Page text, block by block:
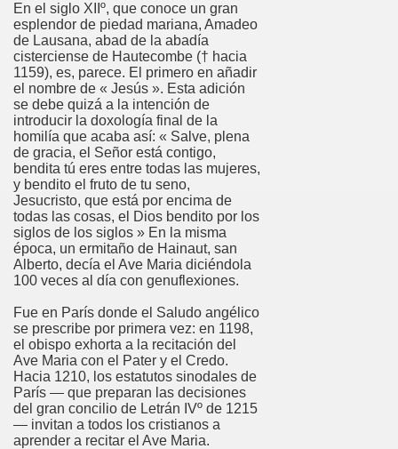
En el siglo XIIº, que conoce un gran
esplendor de piedad mariana, Amadeo
de Lausana, abad de la abadía
cisterciense de Hautecombe († hacia
1159), es, parece. El primero en añadir
el nombre de « Jesús ». Esta adición
se debe quizá a la intención de
introducir la doxología final de la
homilía que acaba así: « Salve, plena
de gracia, el Señor está contigo,
bendita tú eres entre todas las mujeres,
y bendito el fruto de tu seno,
Jesucristo, que está por encima de
todas las cosas, el Dios bendito por los
siglos de los siglos » En la misma
época, un ermitaño de Hainaut, san
Alberto, decía el Ave Maria diciéndola
100 veces al día con genuflexiones.
Fue en París donde el Saludo angélico
se prescribe por primera vez: en 1198,
el obispo exhorta a la recitación del
Ave Maria con el Pater y el Credo.
Hacia 1210, los estatutos sinodales de
París — que preparan las decisiones
del gran concilio de Letrán IVº de 1215
— invitan a todos los cristianos a
aprender a recitar el Ave Maria.